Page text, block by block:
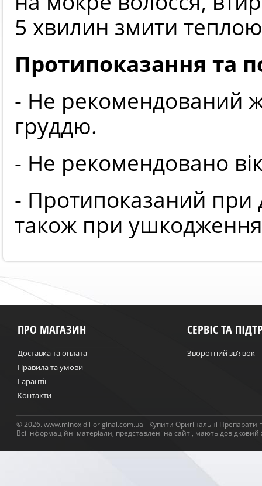
5 хвилин змити
Протипоказання та
- Не рекомендований
груддю.
- Не рекомендовано
- Протипоказаний при
також при
ПРО МАГАЗИН
Доставка та оплата
Правила та умови
Гарантії
Контакти
СЕРВІС ТА
Зворотний зв'язок
© 2026. www.minoxidil-original.com.ua - Купити Оригінальні Препарати
Всі інформаційні матеріали, представлені на сайті, мають довідковий